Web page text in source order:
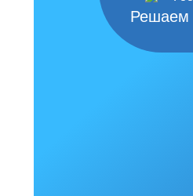
Решаем